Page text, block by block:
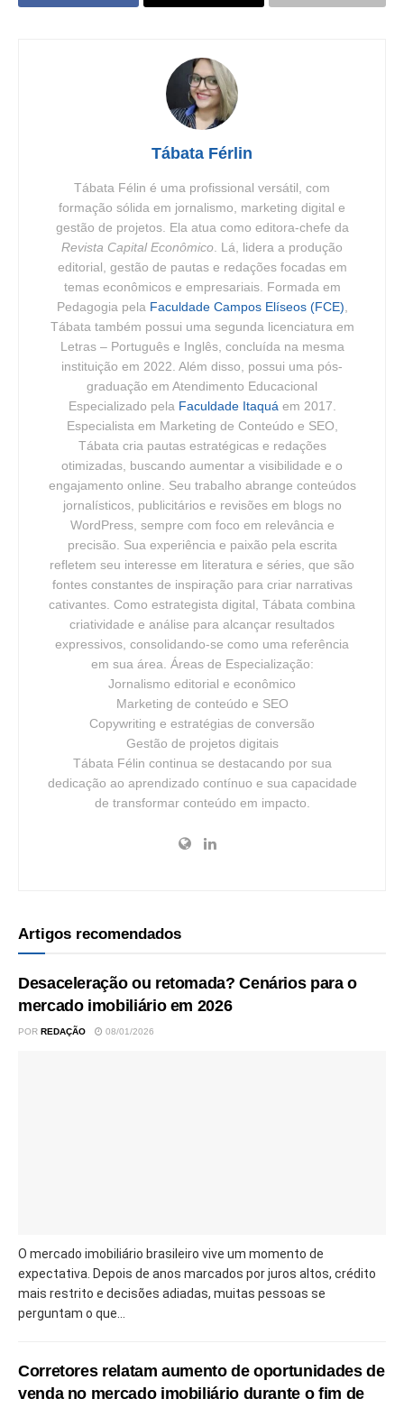
Tábata Férlin
Tábata Félin é uma profissional versátil, com
formação sólida em jornalismo, marketing digital e
gestão de projetos. Ela atua como editora-chefe da
Revista Capital Econômico . Lá, lidera a produção
editorial, gestão de pautas e redações focadas em
temas econômicos e empresariais. Formada em
Pedagogia pela Faculdade Campos Elíseos (FCE)
Tábata também possui uma segunda licenciatura em
Letras – Português e Inglês, concluída na mesma
instituição em 2022. Além disso, possui uma pós-
graduação em Atendimento Educacional
Especializado pela Faculdade Itaquá em 2017.
Especialista em Marketing de Conteúdo e SEO,
Tábata cria pautas estratégicas e redações
otimizadas, buscando aumentar a visibilidade e o
engajamento online. Seu trabalho abrange conteúdos
jornalísticos, publicitários e revisões em blogs no
WordPress, sempre com foco em relevância e
precisão. Sua experiência e paixão pela escrita
refletem seu interesse em literatura e séries, que são
fontes constantes de inspiração para criar narrativas
cativantes. Como estrategista digital, Tábata combina
criatividade e análise para alcançar resultados
expressivos, consolidando-se como uma referência
em sua área. Áreas de Especialização:
Jornalismo editorial e econômico
Marketing de conteúdo e SEO
Copywriting e estratégias de conversão
Gestão de projetos digitais
Tábata Félin continua se destacando por sua
dedicação ao aprendizado contínuo e sua capacidade
de transformar conteúdo em impacto.
Artigos recomendados
Desaceleração ou retomada? Cenários para o
mercado imobiliário em 2026
POR REDAÇÃO 08/01/2026
O mercado imobiliário brasileiro vive um momento de
expectativa. Depois de anos marcados por juros altos, crédito
mais restrito e decisões adiadas, muitas pessoas se
perguntam o que...
Corretores relatam aumento de oportunidades de
venda no mercado imobiliário durante o fim de